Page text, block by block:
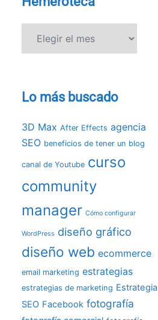
Lo más buscado
3D Max After Effects agencia
SEO beneficios de tener un blog
canal de Youtube curso
community
manager Cómo configurar
WordPress diseño gráfico
diseño web ecommerce
email marketing estrategias
estrategias de marketing Estrategia
SEO Facebook fotografía